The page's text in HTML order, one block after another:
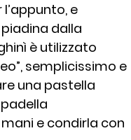
e
dalla
è utilizzato
semplicissimo e
una pastella
e condirla con